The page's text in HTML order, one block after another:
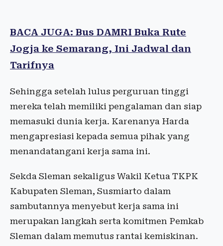
BACA JUGA: Bus DAMRI Buka Rute
Jogja ke Semarang, Ini Jadwal dan
Tarifnya
Sehingga setelah lulus perguruan tinggi
mereka telah memiliki pengalaman dan siap
memasuki dunia kerja. Karenanya Harda
mengapresiasi kepada semua pihak yang
menandatangani kerja sama ini.
Sekda Sleman sekaligus Wakil Ketua TKPK
Kabupaten Sleman, Susmiarto dalam
sambutannya menyebut kerja sama ini
merupakan langkah serta komitmen Pemkab
Sleman dalam memutus rantai kemiskinan.